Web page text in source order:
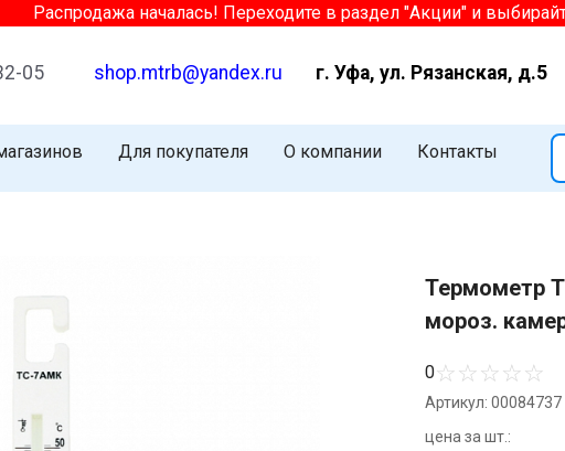
Распродажа началась! Переходите в раздел "Акции" и выбирайте!
05 shop.mtrb@yandex.ru г. Уфа, ул. Рязанская, д.5
Для покупателя О компании Контакты
Термометр
мороз.
0☆☆☆☆☆
Артикул: 00084737
цена за шт.: